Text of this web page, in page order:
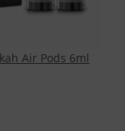
Air Pods 6ml